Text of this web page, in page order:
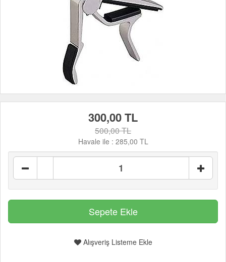
300,00 TL
500,00 TL
Havale ile : 285,00 TL
Alışveriş Listeme Ekle